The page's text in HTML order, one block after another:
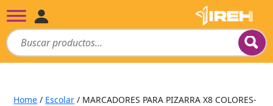
Home / Escolar / MARCADORES PARA PIZARRA X8 COLORES-